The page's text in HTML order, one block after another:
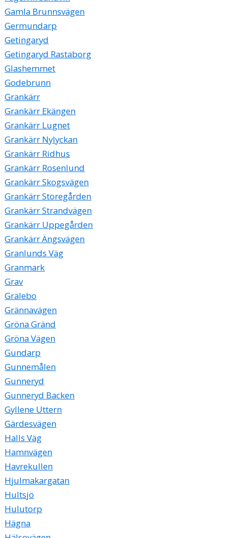
Gamla Brunnsvägen
Germundarp
Getingaryd
Getingaryd Rastaborg
Glashemmet
Godebrunn
Grankärr
Grankärr Ekängen
Grankärr Lugnet
Grankärr Nylyckan
Grankärr Ridhus
Grankärr Rosenlund
Grankärr Skogsvägen
Grankärr Storegården
Grankärr Strandvägen
Grankärr Uppegården
Grankärr Ängsvägen
Granlunds Väg
Granmark
Grav
Grälebo
Grännavägen
Gröna Gränd
Gröna Vägen
Gundarp
Gunnemålen
Gunneryd
Gunneryd Backen
Gyllene Uttern
Gärdesvägen
Halls Väg
Hamnvägen
Havrekullen
Hjulmakargatan
Hultsjö
Hulutorp
Hägna